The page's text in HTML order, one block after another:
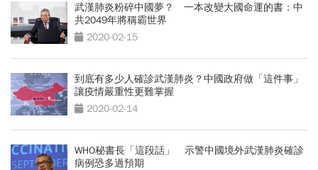
武漢肺炎粉碎中國夢？ 一本改變大國命運的書：中
共2049年將稱霸世界
2020-02-15
到底有多少人確診武漢肺炎？中國政府做「這件事」
讓疫情嚴重性更難掌握
2020-02-14
WHO秘書長「這段話」 示警中國境外武漢肺炎確診
病例恐多過預期